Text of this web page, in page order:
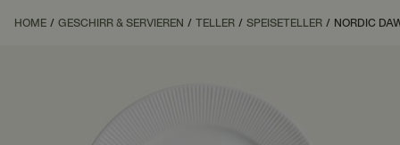
orit de
HOME GESCHIRR & SERVIEREN TELLER SPEISETELLER NORDIC